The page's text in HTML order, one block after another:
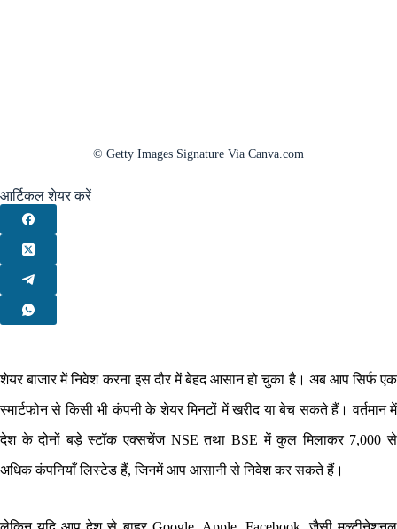
© Getty Images Signature Via Canva.com
आर्टिकल शेयर करें
शेयर बाजार में निवेश करना इस दौर में बेहद आसान हो चुका है। अब आप सिर्फ एक
स्मार्टफोन से किसी भी कंपनी के शेयर मिनटों में खरीद या बेच सकते हैं। वर्तमान में
देश के दोनों बड़े स्टॉक एक्सचेंज NSE तथा BSE में कुल मिलाकर 7,000 से
अधिक कंपनियाँ लिस्टेड हैं, जिनमें आप आसानी से निवेश कर सकते हैं।